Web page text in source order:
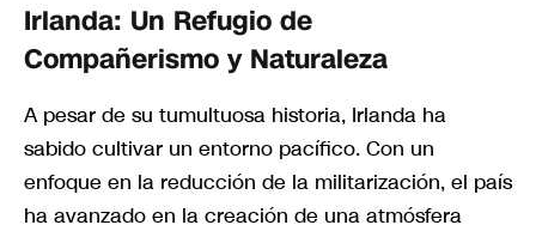
Irlanda: Un Refugio de
Compañerismo y Naturaleza
A pesar de su tumultuosa historia, Irlanda ha
sabido cultivar un entorno pacífico. Con un
enfoque en la reducción de la militarización, el país
ha avanzado en la creación de una atmósfera